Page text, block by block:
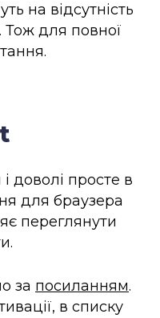
на відсутність
Тож для повної
доволі просте в
для браузера
переглянути
за посиланням.
в списку